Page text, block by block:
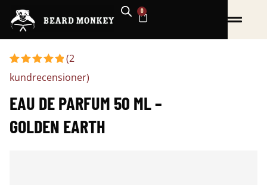
Hoppa
innehåll
0
VARUKORG
Betygsatt
5.00av 5
på
2
kundrecensioner
(2
kundrecensioner)
EAU DE PARFUM 50 ML –
GOLDEN EARTH